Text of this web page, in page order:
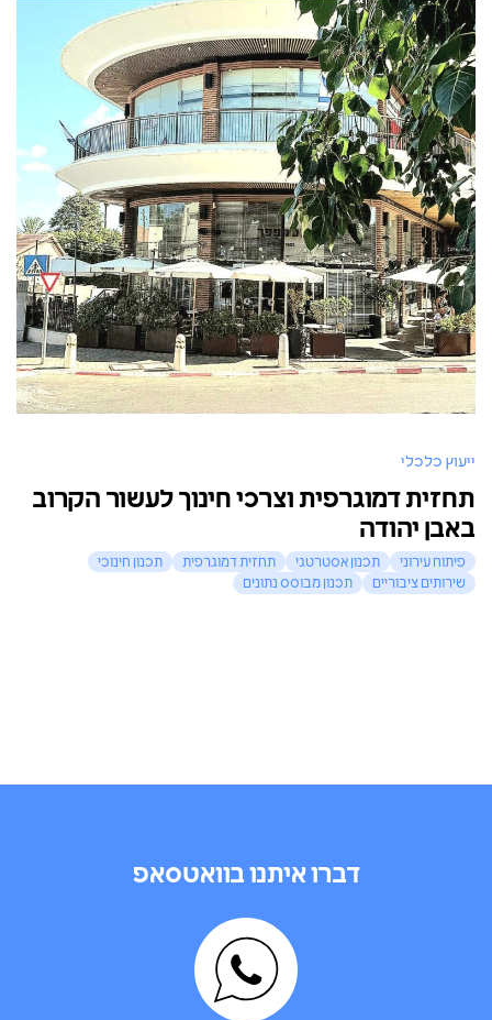
ייעוץ כלכלי
תחזית דמוגרפית וצרכי חינוך לעשור הקרוב
באבן יהודה
פיתוח עירוני תכנון אסטרטגי תחזית דמוגרפית
תכנון חינוכי
שירותים ציבוריים
תכנון מבוסס נתונים
דברו איתנו בוואטסאפ